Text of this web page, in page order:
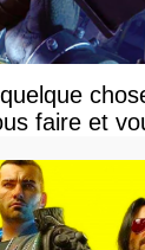
faire et